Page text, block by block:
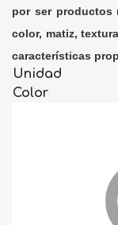
por ser productos
color, matiz,
características
Unidad
Color